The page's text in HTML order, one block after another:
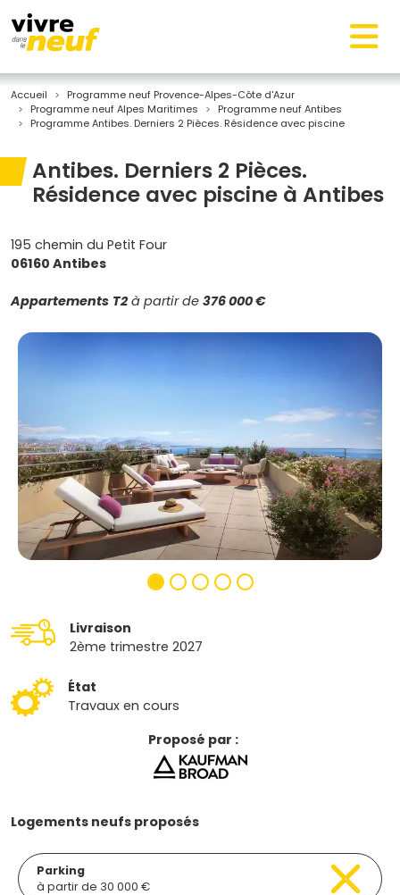
Accueil
Programme neuf Provence-Alpes-Côte d'Azur
Programme neuf Alpes Maritimes
Programme neuf Antibes
Programme Antibes. Derniers 2 Pièces. Résidence avec piscine
Antibes. Derniers 2 Pièces.
Résidence avec piscine à Antibes
195 chemin du Petit Four
06160 Antibes
Appartements T2 à partir de 376 000 €
Livraison
2ème trimestre 2027
État
Travaux en cours
Proposé par :
Logements neufs proposés
Parking
à partir de 30 000 €